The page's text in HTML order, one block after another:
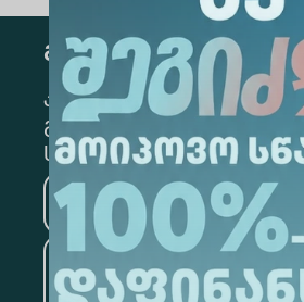
გამოწერა
კონკრეტული
გამოსაწერად, მონიშნეთ
სექცია
მედიცინა
საინფორმაციო